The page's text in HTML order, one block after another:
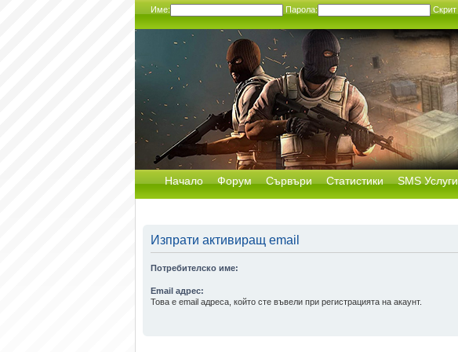
Име: Парола: Скрит
Начало Форум Сървъри Статистики SMS Услуги
Изпрати активиращ email
Потребителско име:
Email адрес:
Това е email адреса, който сте въвели при регистрацията на акаунт.